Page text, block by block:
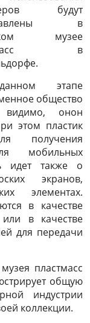
будут
в
музее
в
этапе
общество
видимо, онон
этом пластик
получения
мобильных
идет также о
экранов,
элементах.
в качестве
в качестве
для передачи
пластмасс
общую
индустрии
коллекции.